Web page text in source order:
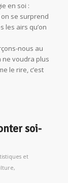
en soi :
se surprend
les airs qu’on
nous au
ne voudra plus
le rire, c’est
soi-
et
,